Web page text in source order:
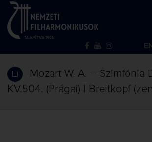
EN
Mozart W. A. – Szimfónia
KV.504. (Prágai) | Breitkopf